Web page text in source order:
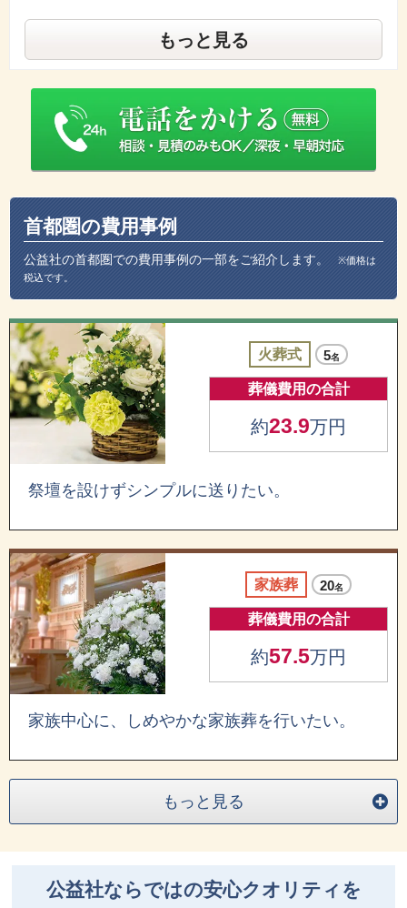
もっと見る
首都圏の費用事例
公益社の首都圏での費用事例の一部をご紹介します。
※価格は
税込です。
火葬式 5名
葬儀費用の合計
約23.9万円
祭壇を設けずシンプルに送りたい。
家族葬 20名
葬儀費用の合計
約57.5万円
家族中心に、しめやかな家族葬を行いたい。
もっと見る
公益社ならではの安心クオリティを